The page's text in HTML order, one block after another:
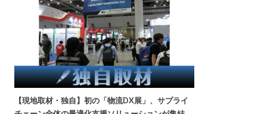
【現地取材・独自】初の「物流DX展」、サプライ